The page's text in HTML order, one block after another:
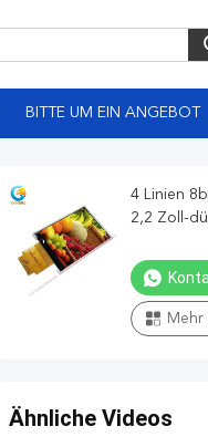
BITTE UM EIN ANGEBOT
4 Linien
2,2 Zoll-
Mehr
Ähnliche Videos